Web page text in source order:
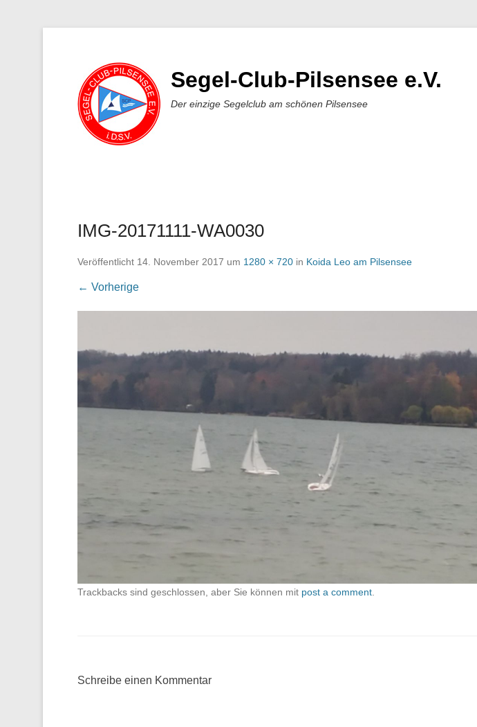
Segel-Club-Pilsensee e.V.
Der einzige Segelclub am schönen Pilsensee
IMG-20171111-WA0030
Veröffentlicht 14. November 2017 um 1280 × 720 in Koida Leo am Pilsensee
← Vorherige
Trackbacks sind geschlossen, aber Sie können mit post a comment
Schreibe einen Kommentar